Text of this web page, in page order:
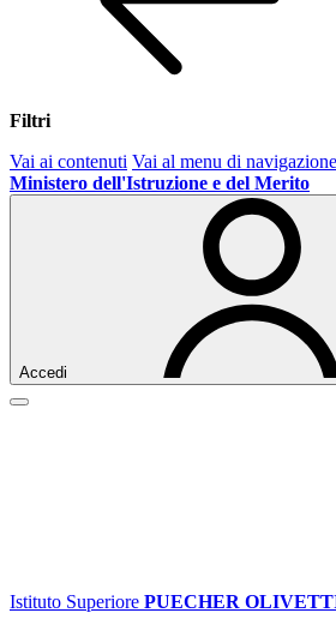
Filtri
Vai ai contenuti Vai al menu di navigazione
Ministero dell'Istruzione e del Merito
Accedi
Istituto Superiore PUECHER